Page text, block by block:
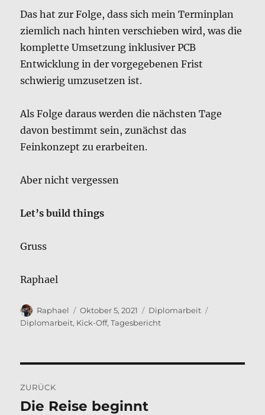
Das hat zur Folge, dass sich mein Terminplan
ziemlich nach hinten verschieben wird, was die
komplette Umsetzung inklusiver PCB
Entwicklung in der vorgegebenen Frist
schwierig umzusetzen ist.
Als Folge daraus werden die nächsten Tage
davon bestimmt sein, zunächst das
Feinkonzept zu erarbeiten.
Aber nicht vergessen
Let’s build things
Gruss
Raphael
Autor
Raphael
Veröffentlicht
am
Oktober 5, 2021 Kategorien
Diplomarbeit
Diplomarbeit, Kick-Off,Tagesbericht
ZURÜCK
Vorheriger
Die Reise beginnt